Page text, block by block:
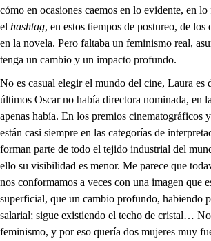
cómo en ocasiones caemos en lo evidente, en
el hashtag, en estos tiempos de postureo, de los
en la novela. Pero faltaba un feminismo real,
tenga un cambio y un impacto profundo.
No es casual elegir el mundo del cine, Laura es
últimos Oscar no había directora nominada, en
apenas había. En los premios cinematográficos
están casi siempre en las categorías de
forman parte de todo el tejido industrial del
ello su visibilidad es menor. Me parece que
nos conformamos a veces con una imagen que
superficial, que un cambio profundo, habiendo
salarial; sigue existiendo el techo de cristal…
feminismo, y por eso quería dos mujeres muy